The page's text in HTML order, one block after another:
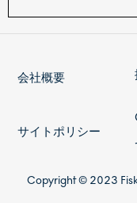
会社概要
サイトポリシー
Copyright © 2023